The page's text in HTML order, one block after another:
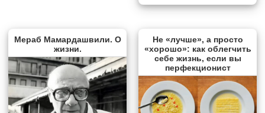
Мераб Мамардашвили. О
жизни.
Не «лучше», а просто
«хорошо»: как облегчить
себе жизнь, если вы
перфекционист